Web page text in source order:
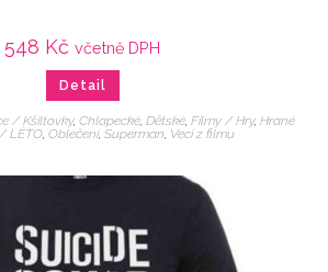
548 Kč včetně DPH
Detail
/ Kšiltovky, Chlapecké Dětské Filmy / Hry, Hrané
LÉTO, Oblečení, Superman Veci z filmu